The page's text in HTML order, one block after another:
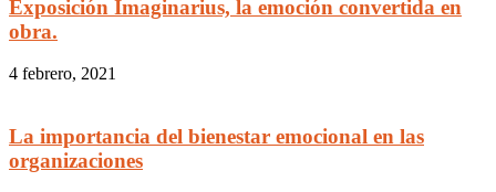
Exposición Imaginarius, la emoción convertida en
obra.
4 febrero, 2021
La importancia del bienestar emocional en las
organizaciones